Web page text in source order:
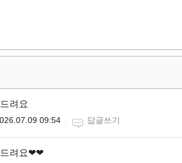
려요
09:54 답글쓰기
드려요❤❤